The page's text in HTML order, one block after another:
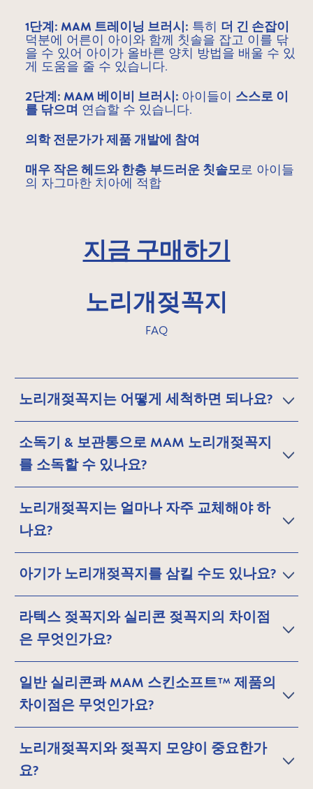
1단계: MAM 트레이닝 브러시: 특히 더 긴 손잡이
덕분에 어른이 아이와 함께 칫솔을 잡고 이를 닦
을 수 있어 아이가 올바른 양치 방법을 배울 수 있
게 도움을 줄 수 있습니다.
2단계: MAM 베이비 브러시: 아이들이 스스로 이
를 닦으며 연습할 수 있습니다.
의학 전문가가 제품 개발에 참여
매우 작은 헤드와 한층 부드러운 칫솔모 로 아이들
의 자그마한 치아에 적합
지금 구매하기
노리개젖꼭지
FAQ
노리개젖꼭지는 어떻게 세척하면 되나요?
소독기 & 보관통으로 MAM 노리개젖꼭지
를 소독할 수 있나요?
노리개젖꼭지는 얼마나 자주 교체해야 하
나요?
아기가 노리개젖꼭지를 삼킬 수도 있나요?
라텍스 젖꼭지와 실리콘 젖꼭지의 차이점
은 무엇인가요?
일반 실리콘콰 MAM 스킨소프트™ 제품의
차이점은 무엇인가요?
노리개젖꼭지와 젖꼭지 모양이 중요한가
요?